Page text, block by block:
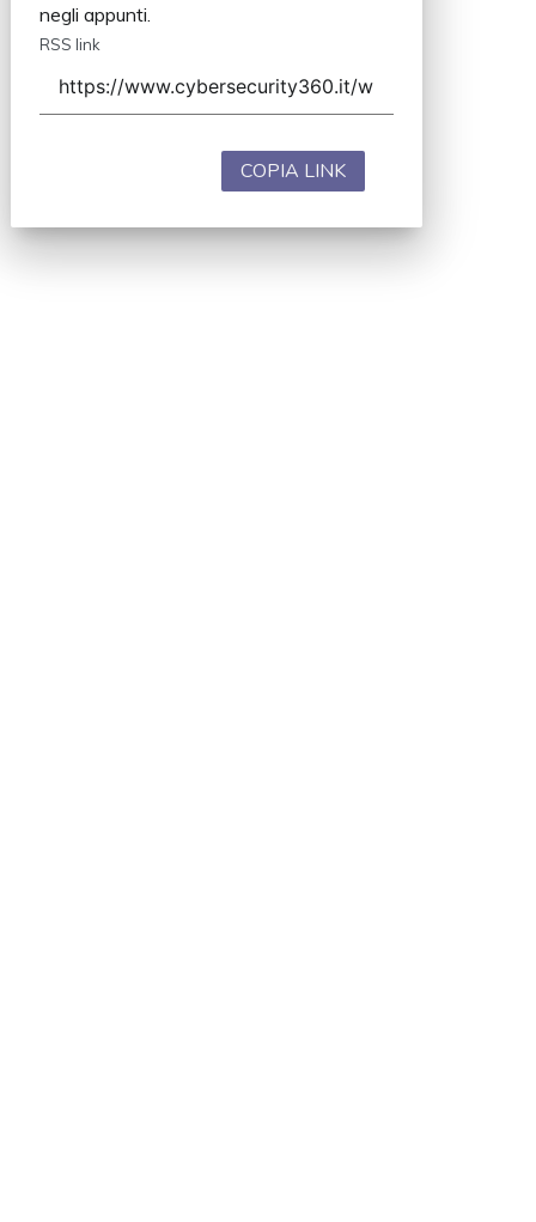
negli appunti.
RSS link
COPIA LINK